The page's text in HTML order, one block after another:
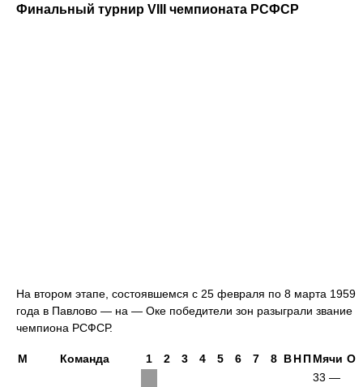
Финальный турнир VIII чемпионата РСФСР
На втором этапе, состоявшемся с 25 февраля по 8 марта 1959
года в Павлово — на — Оке победители зон разыграли звание
чемпиона РСФСР.
М Команда 1 2 3 4 5 6 7 8 ВНПМячи О
33 —